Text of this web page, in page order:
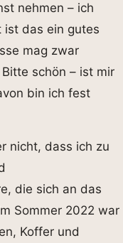
nehmen – ich
ist das ein gutes
mag zwar
schön – ist mir
bin ich fest
nicht, dass ich zu
die sich an das
Sommer 2022 war
Koffer und